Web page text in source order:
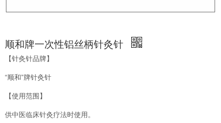
顺和牌一次性铝丝柄针灸针
【针灸针品牌】
“顺和”牌针灸针
【使用范围】
供中医临床针灸疗法时使用。